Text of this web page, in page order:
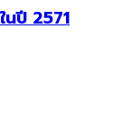
ปี 2571